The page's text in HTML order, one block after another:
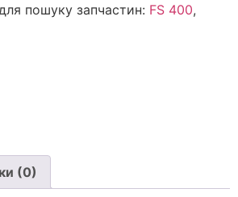
пошуку запчастин: FS 400,
(0)